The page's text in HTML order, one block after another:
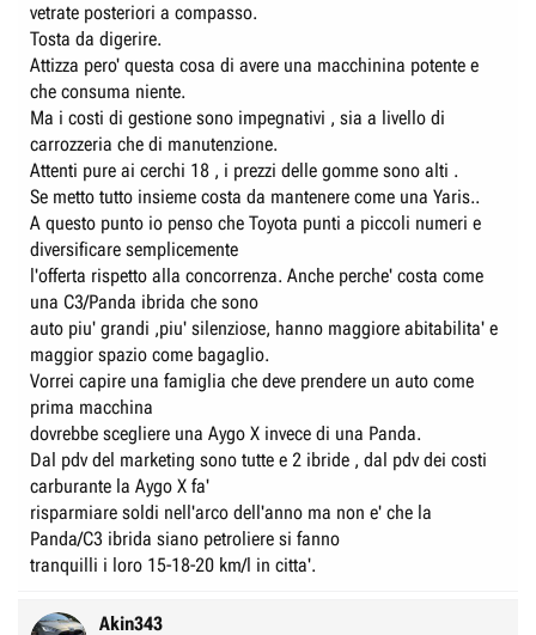
vetrate posteriori a compasso.
Tosta da digerire.
Attizza pero' questa cosa di avere una macchinina potente e
che consuma niente.
Ma i costi di gestione sono impegnativi , sia a livello di
carrozzeria che di manutenzione.
Attenti pure ai cerchi 18 , i prezzi delle gomme sono alti .
Se metto tutto insieme costa da mantenere come una Yaris..
A questo punto io penso che Toyota punti a piccoli numeri e
diversificare semplicemente
l'offerta rispetto alla concorrenza. Anche perche' costa come
una C3/Panda ibrida che sono
auto piu' grandi ,piu' silenziose, hanno maggiore abitabilita' e
maggior spazio come bagaglio.
Vorrei capire una famiglia che deve prendere un auto come
prima macchina
dovrebbe scegliere una Aygo X invece di una Panda.
Dal pdv del marketing sono tutte e 2 ibride , dal pdv dei costi
carburante la Aygo X fa'
risparmiare soldi nell'arco dell'anno ma non e' che la
Panda/C3 ibrida siano petroliere si fanno
tranquilli i loro 15-18-20 km/l in citta'.
Akin343